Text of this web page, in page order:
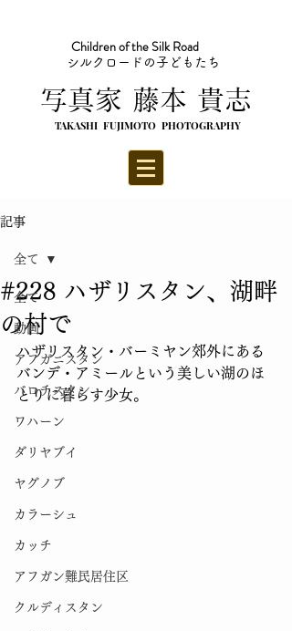
​写真家 藤本 貴志
TAKASHI FUJIMOTO PHOTOGRAPHY
Children of the Silk Road
シルクロードの子どもたち
記事
全て
動画
アフガニスタン
バロチスタン
ワハーン
ダリヤブイ
ヤグノブ
カラーシュ
カッチ
アフガン難民居住区
クルディスタン
全て
#228 ハザリスタン、湖畔
の村で
ハザリスタン・バーミヤン郊外にある
バンデ・アミールという美しい湖のほ
とりに暮らす少女。